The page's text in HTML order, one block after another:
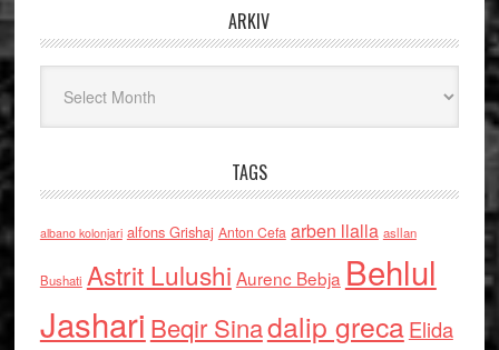
ARKIV
TAGS
albano kolonjari alfons Grishaj Anton Cefa arben llalla asllan
Bushati Astrit Lulushi Aurenc Bebja Behlul
Jashari Beqir Sinadalip grecaElida